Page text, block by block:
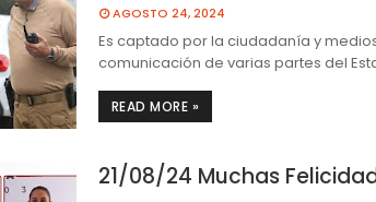
AGOSTO 24, 2024
Es captado por la ciudadanía y
comunicación de varias partes del
READ MORE »
21/08/24 Muchas